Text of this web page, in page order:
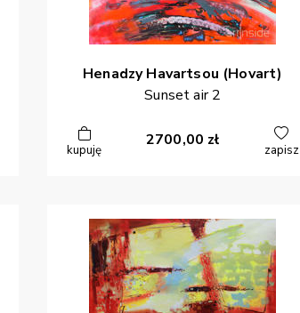
Henadzy Havartsou (Hovart)
Sunset air 2
kupuję
2700,00 zł
zapisz